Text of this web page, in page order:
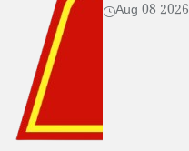
Aug 08 2026